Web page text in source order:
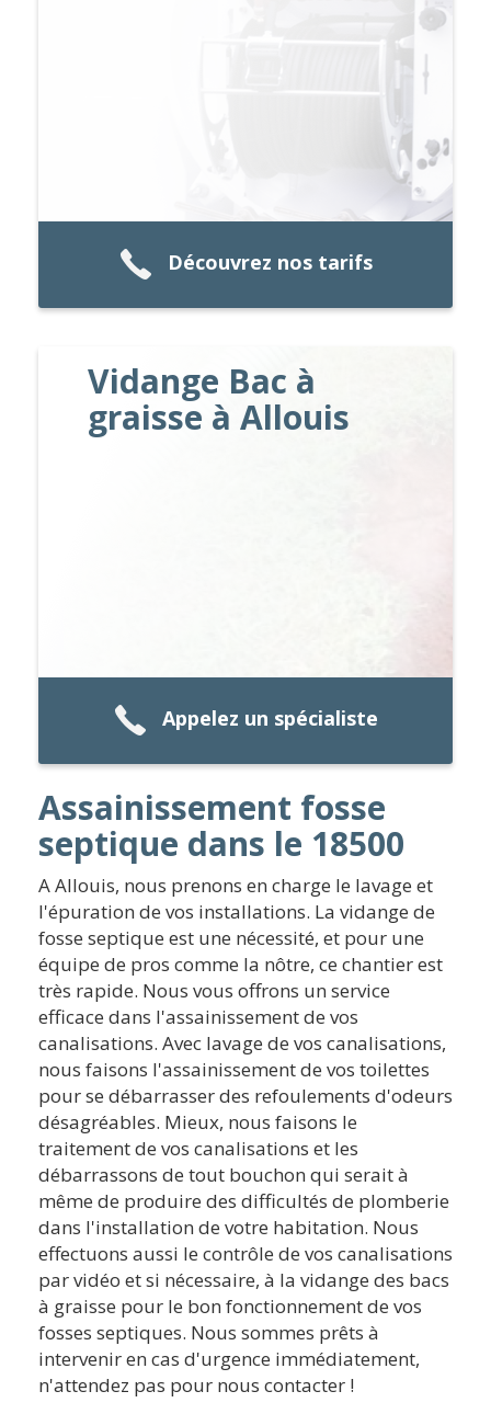
Découvrez nos tarifs
Vidange Bac à
graisse à Allouis
Appelez un spécialiste
Assainissement fosse
septique dans le 18500
A Allouis, nous prenons en charge le lavage et
l'épuration de vos installations. La vidange de
fosse septique est une nécessité, et pour une
équipe de pros comme la nôtre, ce chantier est
très rapide. Nous vous offrons un service
efficace dans l'assainissement de vos
canalisations. Avec lavage de vos canalisations,
nous faisons l'assainissement de vos toilettes
pour se débarrasser des refoulements d'odeurs
désagréables. Mieux, nous faisons le
traitement de vos canalisations et les
débarrassons de tout bouchon qui serait à
même de produire des difficultés de plomberie
dans l'installation de votre habitation. Nous
effectuons aussi le contrôle de vos canalisations
par vidéo et si nécessaire, à la vidange des bacs
à graisse pour le bon fonctionnement de vos
fosses septiques. Nous sommes prêts à
intervenir en cas d'urgence immédiatement,
n'attendez pas pour nous contacter !